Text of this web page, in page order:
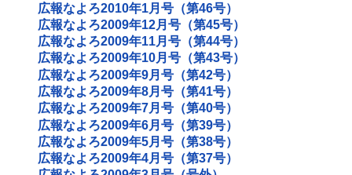
広報なよろ2010年1月号（第46号）
広報なよろ2009年12月号（第45号）
広報なよろ2009年11月号（第44号）
広報なよろ2009年10月号（第43号）
広報なよろ2009年9月号（第42号）
広報なよろ2009年8月号（第41号）
広報なよろ2009年7月号（第40号）
広報なよろ2009年6月号（第39号）
広報なよろ2009年5月号（第38号）
広報なよろ2009年4月号（第37号）